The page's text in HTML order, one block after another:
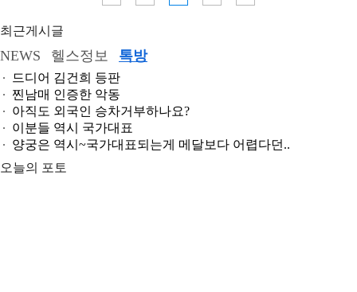
최근게시글
NEWS 헬스정보 톡방
드디어 김건희 등판
찐남매 인증한 악동
아직도 외국인 승차거부하나요?
이분들 역시 국가대표
양궁은 역시~국가대표되는게 메달보다 어렵다던..
오늘의 포토